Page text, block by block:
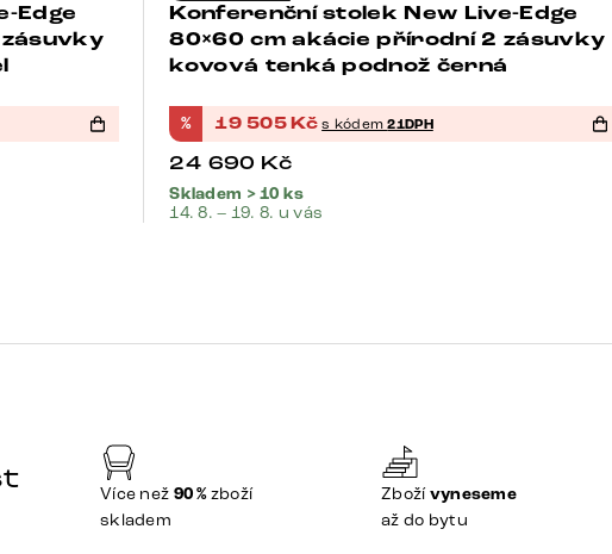
Edge
Konferenční stolek New Live-Edge
80×60 cm akácie přírodní 2 zásuvky
kovová tenká podnož černá
% 19 505Kč s kódem21DPH
24 690 Kč
Skladem > 10 ks
14. 8. – 19. 8. u vás
Více než 90 %zboží
skladem
Zbožívyneseme
až do bytu